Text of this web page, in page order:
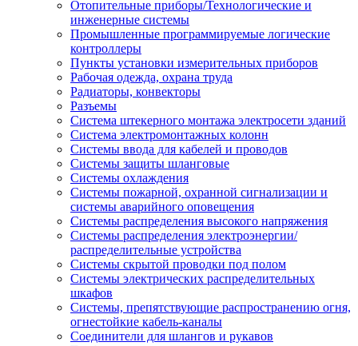
Отопительные приборы/Технологические и
инженерные системы
Промышленные программируемые логические
контроллеры
Пункты установки измерительных приборов
Рабочая одежда, охрана труда
Радиаторы, конвекторы
Разъемы
Система штекерного монтажа электросети зданий
Система электромонтажных колонн
Системы ввода для кабелей и проводов
Системы защиты шланговые
Системы охлаждения
Системы пожарной, охранной сигнализации и
системы аварийного оповещения
Системы распределения высокого напряжения
Системы распределения электроэнергии/
распределительные устройства
Системы скрытой проводки под полом
Системы электрических распределительных
шкафов
Системы, препятствующие распространению огня,
огнестойкие кабель-каналы
Соединители для шлангов и рукавов